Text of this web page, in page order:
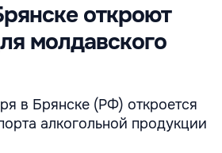
откроют
молдавского
в Брянске (РФ) откроется
алкогольной продукции